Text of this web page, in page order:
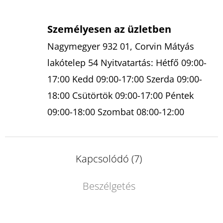
Személyesen az üzletben
Nagymegyer 932 01, Corvin Mátyás
lakótelep 54 Nyitvatartás: Hétfő 09:00-
17:00 Kedd 09:00-17:00 Szerda 09:00-
18:00 Csütörtök 09:00-17:00 Péntek
09:00-18:00 Szombat 08:00-12:00
Kapcsolódó (7)
Beszélgetés